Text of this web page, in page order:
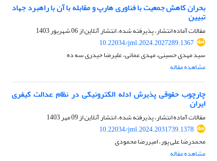
بحران کاهش جمعیت با فناوری هارپ و مقابله با آن با راهبرد جهاد
تبیین
مقالات آماده انتشار، پذیرفته شده، انتشار آنلاین از06 شهریور 1403
10.22034/jml.2024.2027289.1367
سید مهدی حسینی، مهدی عمانی، علیرضا حیدری سه ده
مشاهده مقاله
چارچوب حقوقی پذیرش ادله الکترونیکی در نظام عدالت کیفری
ایران
مقالات آماده انتشار، پذیرفته شده، انتشار آنلاین از09 مهر 1403
10.22034/jml.2024.2031739.1378
محمدرضا علی پور، امیررضا محمودی
مشاهده مقاله